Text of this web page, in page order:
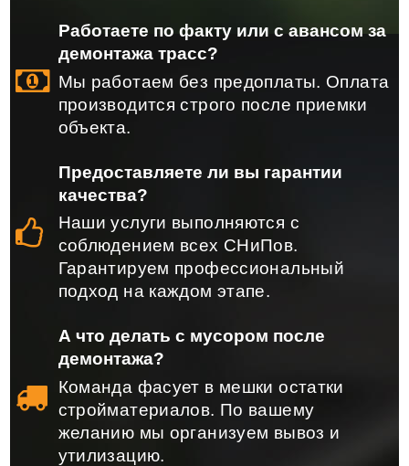
Работаете по факту или с авансом за
демонтажа трасс?
Мы работаем без предоплаты. Оплата
производится строго после приемки
объекта.
Предоставляете ли вы гарантии
качества?
Наши услуги выполняются с
соблюдением всех СНиПов.
Гарантируем профессиональный
подход на каждом этапе.
А что делать с мусором после
демонтажа?
Команда фасует в мешки остатки
стройматериалов. По вашему
желанию мы организуем вывоз и
утилизацию.